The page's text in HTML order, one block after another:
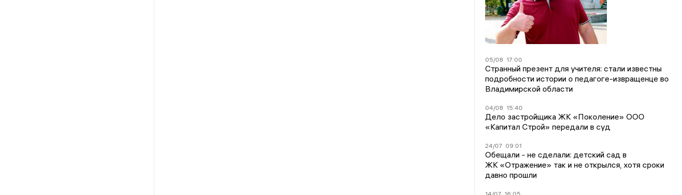
05/08 17:00
Странный презент для учителя: стали известны
подробности истории о педагоге-извращенце во
Владимирской области
04/08 15:40
Дело застройщика ЖК «Поколение» ООО
«Капитал Строй» передали в суд
24/07 09:01
Обещали - не сделали: детский сад в
ЖК «Отражение» так и не открылся, хотя сроки
давно прошли